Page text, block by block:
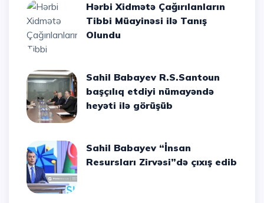
Hərbi Xidmətə Çağırılanların
Tibbi Müayinəsi ilə Tanış
Olundu
Sahil Babayev R.S.Santoun
başçılıq etdiyi nümayəndə
heyəti ilə görüşüb
Sahil Babayev “İnsan
Resursları Zirvəsi”də çıxış edib